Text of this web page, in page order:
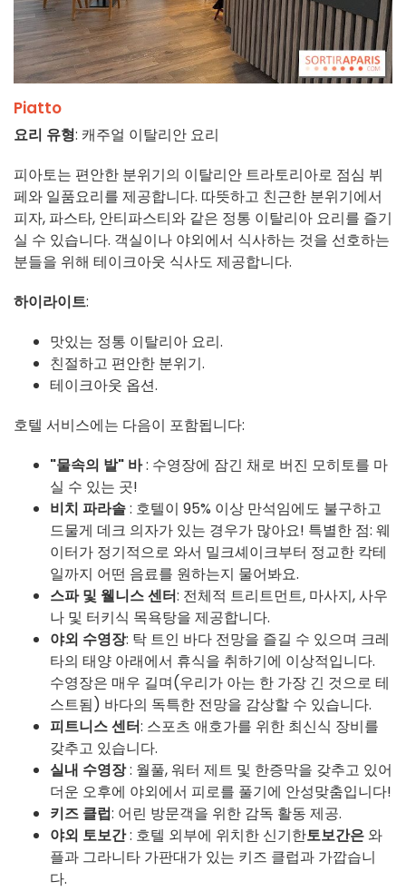
Piatto
요리 유형: 캐주얼 이탈리안 요리
피아토는 편안한 분위기의 이탈리안 트라토리아로 점심 뷔
페와 일품요리를 제공합니다. 따뜻하고 친근한 분위기에서
피자, 파스타, 안티파스티와 같은 정통 이탈리아 요리를 즐기
실 수 있습니다. 객실이나 야외에서 식사하는 것을 선호하는
분들을 위해 테이크아웃 식사도 제공합니다.
하이라이트:
맛있는 정통 이탈리아 요리.
친절하고 편안한 분위기.
테이크아웃 옵션.
호텔 서비스에는 다음이 포함됩니다:
"물속의 발" 바: 수영장에 잠긴 채로 버진 모히토를 마
실 수 있는 곳!
비치 파라솔: 호텔이 95% 이상 만석임에도 불구하고
드물게 데크 의자가 있는 경우가 많아요! 특별한 점: 웨
이터가 정기적으로 와서 밀크셰이크부터 정교한 칵테
일까지 어떤 음료를 원하는지 물어봐요.
스파 및 웰니스 센터: 전체적 트리트먼트, 마사지, 사우
나 및 터키식 목욕탕을 제공합니다.
야외 수영장: 탁 트인 바다 전망을 즐길 수 있으며 크레
타의 태양 아래에서 휴식을 취하기에 이상적입니다.
수영장은 매우 길며(우리가 아는 한 가장 긴 것으로 테
스트됨) 바다의 독특한 전망을 감상할 수 있습니다.
피트니스 센터: 스포츠 애호가를 위한 최신식 장비를
갖추고 있습니다.
실내 수영장: 월풀, 워터 제트 및 한증막을 갖추고 있어
더운 오후에 야외에서 피로를 풀기에 안성맞춤입니다!
키즈 클럽: 어린 방문객을 위한 감독 활동 제공.
야외 토보간: 호텔 외부에 위치한 신기한토보간은 와
플과 그라니타 가판대가 있는 키즈 클럽과 가깝습니
다.